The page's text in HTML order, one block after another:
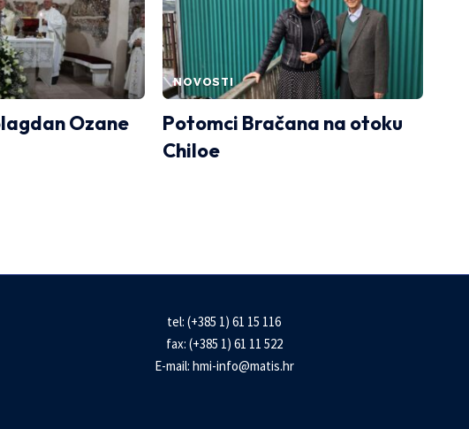
Ozane
NOVOSTI
Potomci Bračana na otoku
Chiloe
tel: (+385 1) 61 15 116
fax: (+385 1) 61 11 522
E-mail: hmi-info@matis.hr